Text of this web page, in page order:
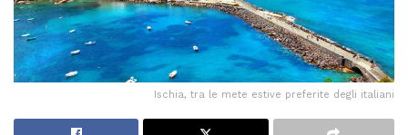
Ischia, tra le mete estive preferite degli italiani